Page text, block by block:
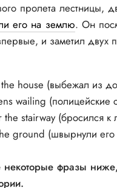
пролета лестницы,
его на землю. Он
и заметил двух
house (выбежал из
wailing (полицейские
stairway (бросился к
ground (швырнули
некоторые фразы